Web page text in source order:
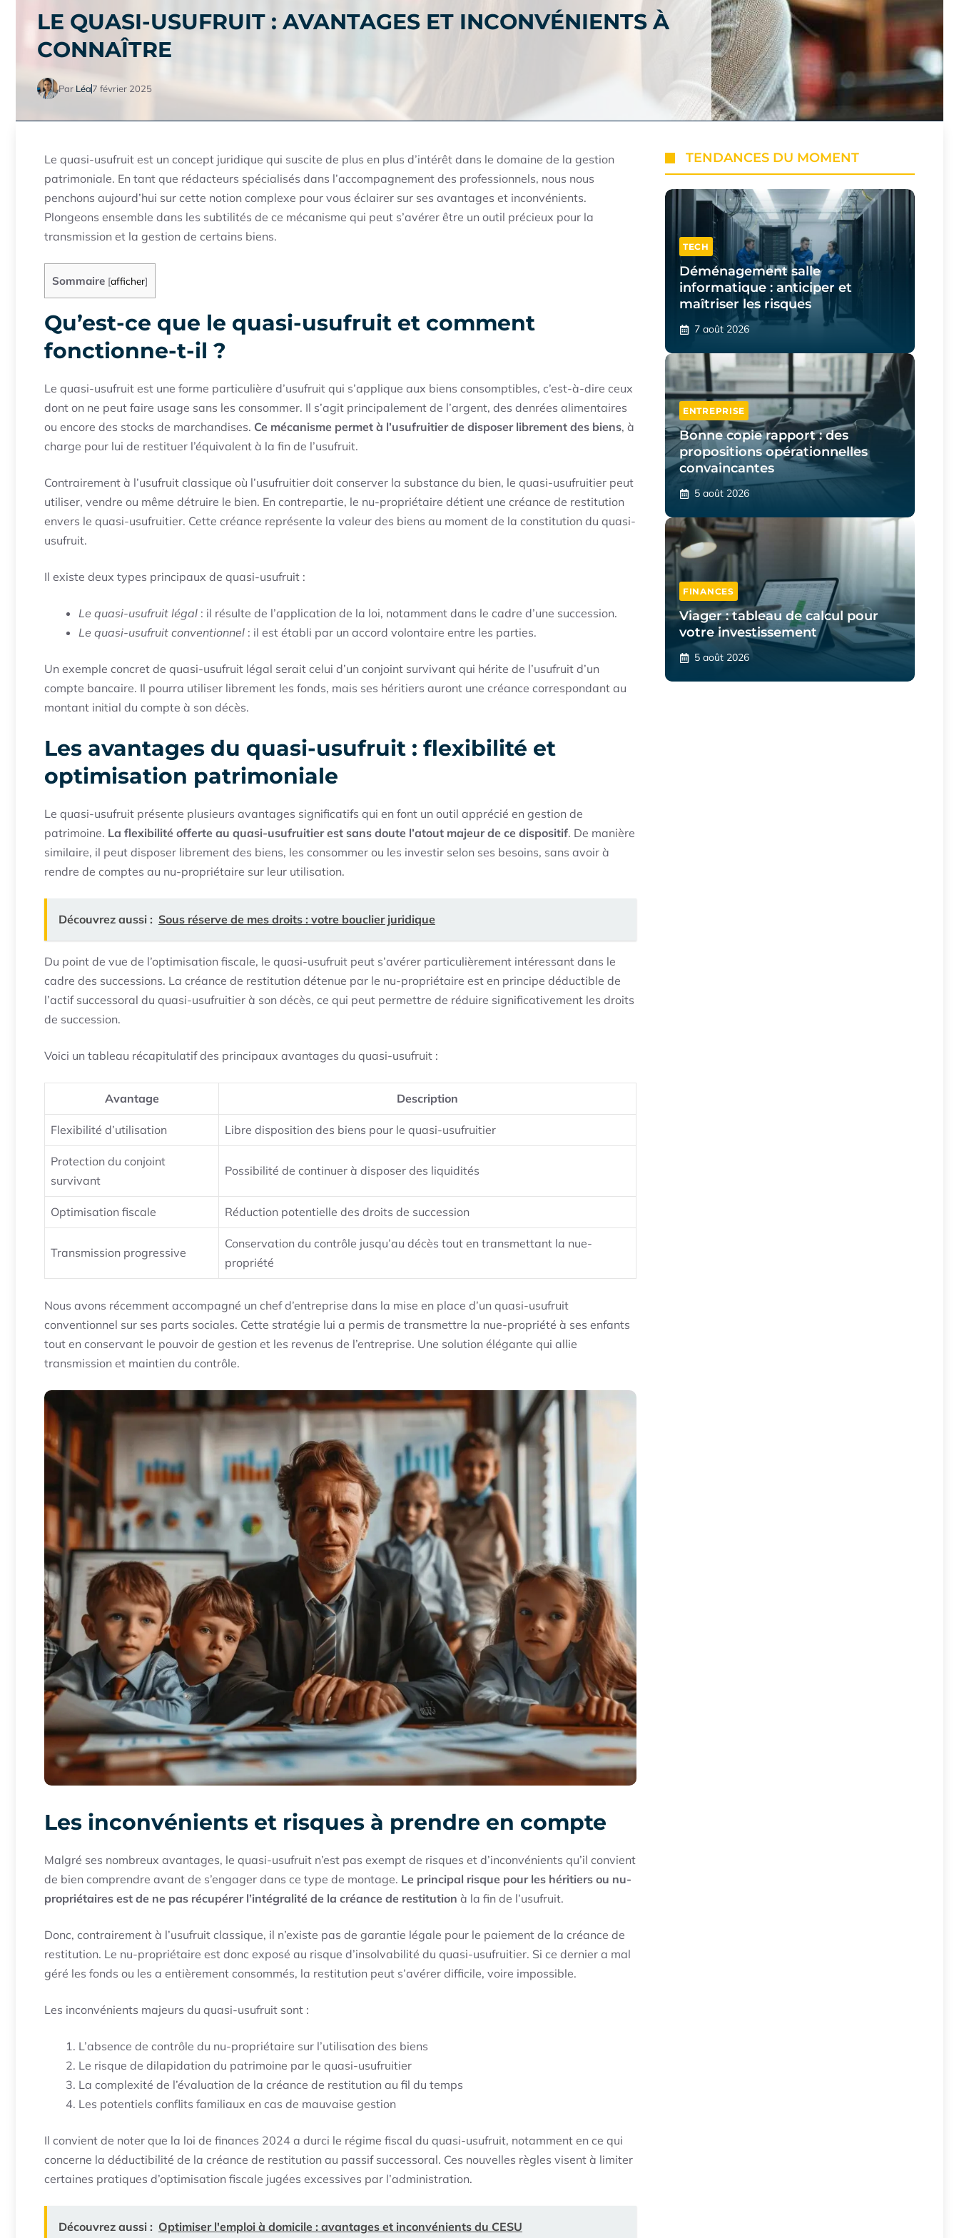
LE QUASI-USUFRUIT : AVANTAGES ET INCONVÉNIENTS À
CONNAÎTRE
Par Léa7 février 2025
Le quasi-usufruit est un concept juridique qui suscite de plus en plus d’intérêt dans le domaine de la gestion
patrimoniale. En tant que rédacteurs spécialisés dans l’accompagnement des professionnels, nous nous
penchons aujourd’hui sur cette notion complexe pour vous éclairer sur ses avantages et inconvénients.
Plongeons ensemble dans les subtilités de ce mécanisme qui peut s’avérer être un outil précieux pour la
transmission et la gestion de certains biens.
Sommaire [afficher]
Qu’est-ce que le quasi-usufruit et comment
fonctionne-t-il ?
Le quasi-usufruit est une forme particulière d’usufruit qui s’applique aux biens consomptibles, c’est-à-dire ceux
dont on ne peut faire usage sans les consommer. Il s’agit principalement de l’argent, des denrées alimentaires
ou encore des stocks de marchandises. Ce mécanisme permet à l’usufruitier de disposer librement des biens, à
charge pour lui de restituer l’équivalent à la fin de l’usufruit.
Contrairement à l’usufruit classique où l’usufruitier doit conserver la substance du bien, le quasi-usufruitier peut
utiliser, vendre ou même détruire le bien. En contrepartie, le nu-propriétaire détient une créance de restitution
envers le quasi-usufruitier. Cette créance représente la valeur des biens au moment de la constitution du quasi-
usufruit.
Il existe deux types principaux de quasi-usufruit :
Le quasi-usufruit légal : il résulte de l’application de la loi, notamment dans le cadre d’une succession.
Le quasi-usufruit conventionnel : il est établi par un accord volontaire entre les parties.
Un exemple concret de quasi-usufruit légal serait celui d’un conjoint survivant qui hérite de l’usufruit d’un
compte bancaire. Il pourra utiliser librement les fonds, mais ses héritiers auront une créance correspondant au
montant initial du compte à son décès.
Les avantages du quasi-usufruit : flexibilité et
optimisation patrimoniale
Le quasi-usufruit présente plusieurs avantages significatifs qui en font un outil apprécié en gestion de
patrimoine. La flexibilité offerte au quasi-usufruitier est sans doute l’atout majeur de ce dispositif. De manière
similaire, il peut disposer librement des biens, les consommer ou les investir selon ses besoins, sans avoir à
rendre de comptes au nu-propriétaire sur leur utilisation.
Découvrez aussi : Sous réserve de mes droits : votre bouclier juridique
Du point de vue de l’optimisation fiscale, le quasi-usufruit peut s’avérer particulièrement intéressant dans le
cadre des successions. La créance de restitution détenue par le nu-propriétaire est en principe déductible de
l’actif successoral du quasi-usufruitier à son décès, ce qui peut permettre de réduire significativement les droits
de succession.
Voici un tableau récapitulatif des principaux avantages du quasi-usufruit :
Avantage Description
Flexibilité d’utilisation Libre disposition des biens pour le quasi-usufruitier
Protection du conjoint
survivant
Possibilité de continuer à disposer des liquidités
Optimisation fiscale Réduction potentielle des droits de succession
Transmission progressive
Conservation du contrôle jusqu’au décès tout en transmettant la nue-
propriété
Nous avons récemment accompagné un chef d’entreprise dans la mise en place d’un quasi-usufruit
conventionnel sur ses parts sociales. Cette stratégie lui a permis de transmettre la nue-propriété à ses enfants
tout en conservant le pouvoir de gestion et les revenus de l’entreprise. Une solution élégante qui allie
transmission et maintien du contrôle.
Les inconvénients et risques à prendre en compte
Malgré ses nombreux avantages, le quasi-usufruit n’est pas exempt de risques et d’inconvénients qu’il convient
de bien comprendre avant de s’engager dans ce type de montage. Le principal risque pour les héritiers ou nu-
propriétaires est de ne pas récupérer l’intégralité de la créance de restitution à la fin de l’usufruit.
Donc, contrairement à l’usufruit classique, il n’existe pas de garantie légale pour le paiement de la créance de
restitution. Le nu-propriétaire est donc exposé au risque d’insolvabilité du quasi-usufruitier. Si ce dernier a mal
géré les fonds ou les a entièrement consommés, la restitution peut s’avérer difficile, voire impossible.
Les inconvénients majeurs du quasi-usufruit sont :
L’absence de contrôle du nu-propriétaire sur l’utilisation des biens
Le risque de dilapidation du patrimoine par le quasi-usufruitier
La complexité de l’évaluation de la créance de restitution au fil du temps
Les potentiels conflits familiaux en cas de mauvaise gestion
Il convient de noter que la loi de finances 2024 a durci le régime fiscal du quasi-usufruit, notamment en ce qui
concerne la déductibilité de la créance de restitution au passif successoral. Ces nouvelles règles visent à limiter
certaines pratiques d’optimisation fiscale jugées excessives par l’administration.
Découvrez aussi : Optimiser l'emploi à domicile : avantages et inconvénients du CESU
TENDANCES DU MOMENT
TECH
Déménagement salle
informatique : anticiper et
maîtriser les risques
7 août 2026
ENTREPRISE
Bonne copie rapport : des
propositions opérationnelles
convaincantes
5 août 2026
FINANCES
Viager : tableau de calcul pour
votre investissement
5 août 2026